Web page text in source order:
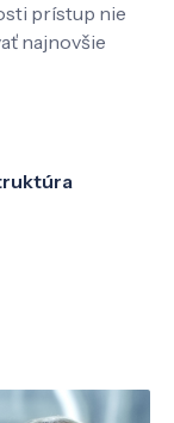
prístup nie
najnovšie